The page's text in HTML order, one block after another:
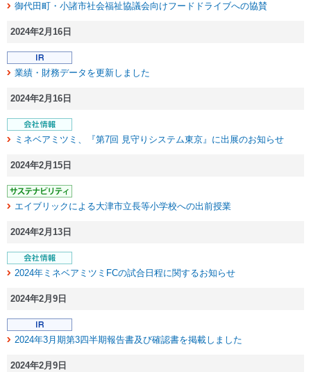
御代田町・小諸市社会福祉協議会向けフードドライブへの協賛
2024年2月16日
業績・財務データを更新しました
2024年2月16日
ミネベアミツミ、『第7回 見守りシステム東京』に出展のお知らせ
2024年2月15日
エイブリックによる大津市立長等小学校への出前授業
2024年2月13日
2024年ミネベアミツミFCの試合日程に関するお知らせ
2024年2月9日
2024年3月期第3四半期報告書及び確認書を掲載しました
2024年2月9日